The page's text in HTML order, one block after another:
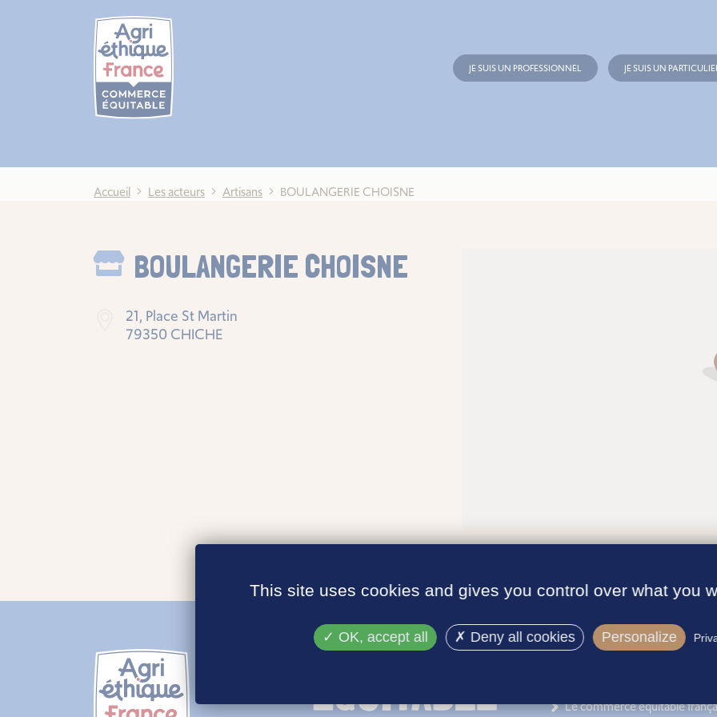
JE SUIS UN PROFESSIONNEL JE SUIS UN
Accueil Les acteurs Artisans BOULANGERIE CHOISNE
BOULANGERIE CHOISNE
21, Place St Martin
79350 CHICHE
Le commerce équitable
This site uses cookies and gives you control over what you
OK, accept all Deny all cookies Personalize